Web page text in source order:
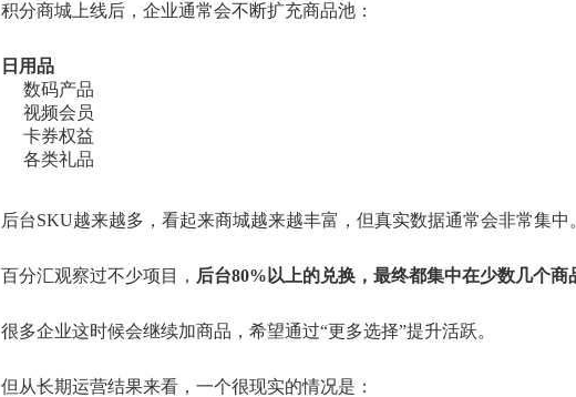
积分商城上线后，企业通常会不断扩充商品池：
日用品
数码产品
视频会员
卡券权益
各类礼品
后台SKU越来越多，看起来商城越来越丰富，但真实数据通常会非常集中
百分汇观察过不少项目， 后台80%以上的兑换，最终都集中在少数几个商
很多企业这时候会继续加商品，希望通过“更多选择”提升活跃。
但从长期运营结果来看，一个很现实的情况是：